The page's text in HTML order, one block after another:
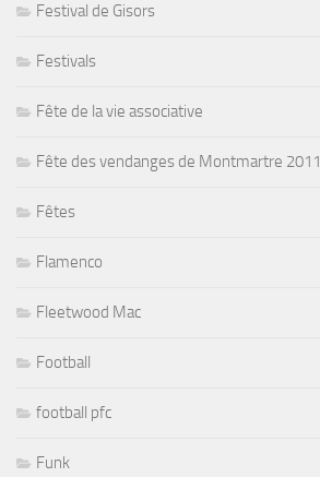
Festival de Gisors
Festivals
Fête de la vie associative
Fête des vendanges de Montmartre 2011
Fêtes
Flamenco
Fleetwood Mac
Football
football pfc
Funk